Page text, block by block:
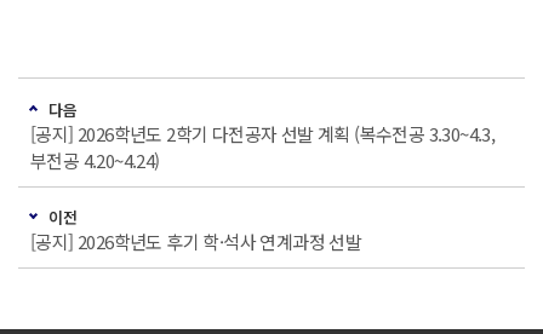
다음
[공지] 2026학년도 2학기 다전공자 선발 계획 (복수전공 3.30~4.3,
부전공 4.20~4.24)
이전
[공지] 2026학년도 후기 학·석사 연계과정 선발